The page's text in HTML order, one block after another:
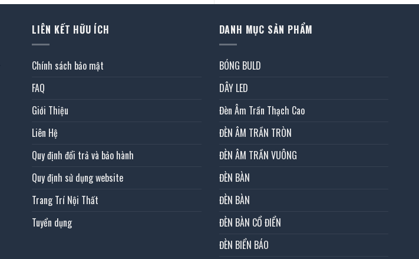
LIÊN KẾT HỮU ÍCH
Chính sách bảo mật
FAQ
Giới Thiệu
Liên Hệ
Quy định đổi trả và bảo hành
Quy định sử dụng website
Trang Trí Nội Thất
Tuyển dụng
DANH MỤC SẢN PHẨM
BÓNG BULD
DÂY LED
Đèn Âm Trần Thạch Cao
ĐÈN ÂM TRẦN TRÒN
ĐÈN ÂM TRẦN VUÔNG
ĐÈN BÀN
ĐÈN BÀN
ĐÈN BÀN CỔ ĐIỂN
ĐÈN BIỂN BÁO